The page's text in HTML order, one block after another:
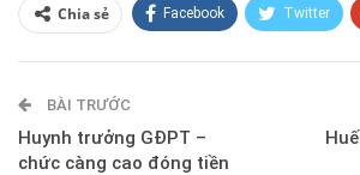
Chia sẻ Facebook Twitter
E-mail
BÀI TRƯỚC
Huynh trưởng GĐPT –
chức càng cao đóng tiền